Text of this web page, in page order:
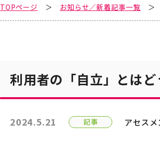
TOPページ お知らせ／新着記事一覧
利用者の「自立」とは
2024.5.21 記事 アセスメ